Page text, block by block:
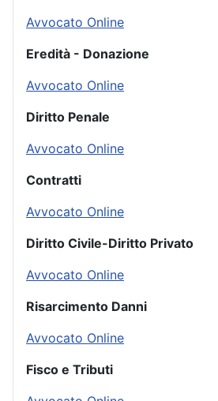
Avvocato Online
Eredità - Donazione
Avvocato Online
Diritto Penale
Avvocato Online
Contratti
Avvocato Online
Diritto Civile-Diritto Privato
Avvocato Online
Risarcimento Danni
Avvocato Online
Fisco e Tributi